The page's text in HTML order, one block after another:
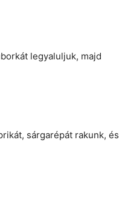
legyaluljuk, majd
sárgarépát rakunk, és